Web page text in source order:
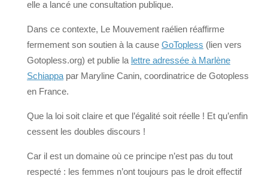
elle a lancé une consultation publique.
Dans ce contexte, Le Mouvement raélien réaffirme
fermement son soutien à la cause GoTopless (lien vers
Gotopless.org) et publie la lettre adressée à Marlène
Schiappa par Maryline Canin, coordinatrice de Gotopless
en France.
Que la loi soit claire et que l’égalité soit réelle ! Et qu’enfin
cessent les doubles discours !
Car il est un domaine où ce principe n’est pas du tout
respecté : les femmes n’ont toujours pas le droit effectif